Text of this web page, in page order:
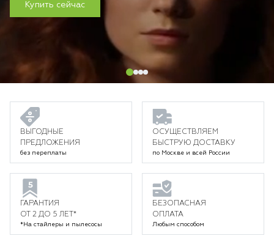
Купить сейчас
ВЫГОДНЫЕ
ПРЕДЛОЖЕНИЯ
без переплаты
ОСУЩЕСТВЛЯЕМ
БЫСТРУЮ ДОСТАВКУ
по Москве и всей России
ГАРАНТИЯ
ОТ 2 ДО 5 ЛЕТ*
*На стайлеры и пылесосы
БЕЗОПАСНАЯ
ОПЛАТА
Любым способом